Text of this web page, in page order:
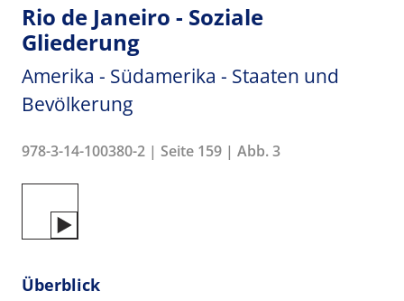
Rio de Janeiro - Soziale
Gliederung
Amerika - Südamerika - Staaten und
Bevölkerung
978-3-14-100380-2 | Seite 159 | Abb. 3
Überblick